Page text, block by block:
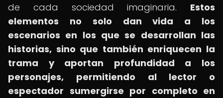
de cada sociedad imaginaria. Estos
elementos no solo dan vida a los
escenarios en los que se desarrollan las
historias, sino que también enriquecen la
trama y aportan profundidad a los
personajes, permitiendo al lector o
espectador sumergirse por completo en